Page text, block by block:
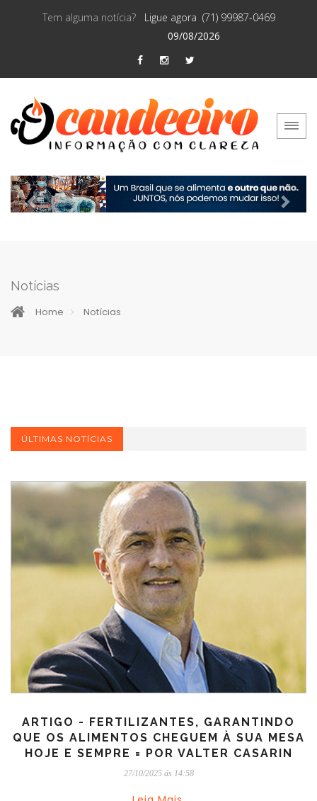
Tem alguma notícia? Ligue agora (71) 99987-0469
09/08/2026
Previous Next
Notícias
Home Notícias
ÚLTIMAS NOTÍCIAS
ARTIGO - FERTILIZANTES, GARANTINDO
QUE OS ALIMENTOS CHEGUEM À SUA MESA
HOJE E SEMPRE = POR VALTER CASARIN
27/10/2025 ás 14:58